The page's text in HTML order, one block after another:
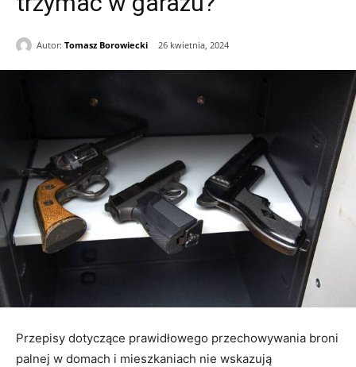
Autor: Tomasz Borowiecki 26 kwietnia, 2024
Przepisy dotyczące prawidłowego przechowywania broni
palnej w domach i mieszkaniach nie wskazują